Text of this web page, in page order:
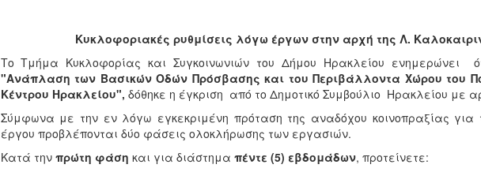
Κυκλοφοριακές ρυθμίσεις λόγω έργων στην αρχή της Λ.
Το Τμήμα Κυκλοφορίας και Συγκοινωνιών του Δήμου Ηρακλείου ενημερώνει
"Ανάπλαση των Βασικών Οδών Πρόσβασης και του Περιβάλλοντα Χώρου του
Κέντρου Ηρακλείου", δόθηκε η έγκριση από το Δημοτικό Συμβούλιο Ηρακλείου με
Σύμφωνα με την εν λόγω εγκεκριμένη πρόταση της αναδόχου κοινοπραξίας για
έργου προβλέπονται δύο φάσεις ολοκλήρωσης των εργασιών.
Κατά την πρώτη φάση και για διάστημα πέντε (5) εβδομάδων, προτείνετε: